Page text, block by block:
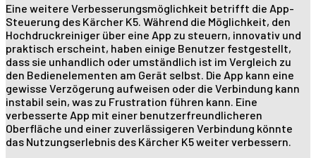
Eine weitere Verbesserungsmöglichkeit betrifft die App-
Steuerung des Kärcher K5. Während die Möglichkeit, den
Hochdruckreiniger über eine App zu steuern, innovativ und
praktisch erscheint, haben einige Benutzer festgestellt,
dass sie unhandlich oder umständlich ist im Vergleich zu
den Bedienelementen am Gerät selbst. Die App kann eine
gewisse Verzögerung aufweisen oder die Verbindung kann
instabil sein, was zu Frustration führen kann. Eine
verbesserte App mit einer benutzerfreundlicheren
Oberfläche und einer zuverlässigeren Verbindung könnte
das Nutzungserlebnis des Kärcher K5 weiter verbessern.